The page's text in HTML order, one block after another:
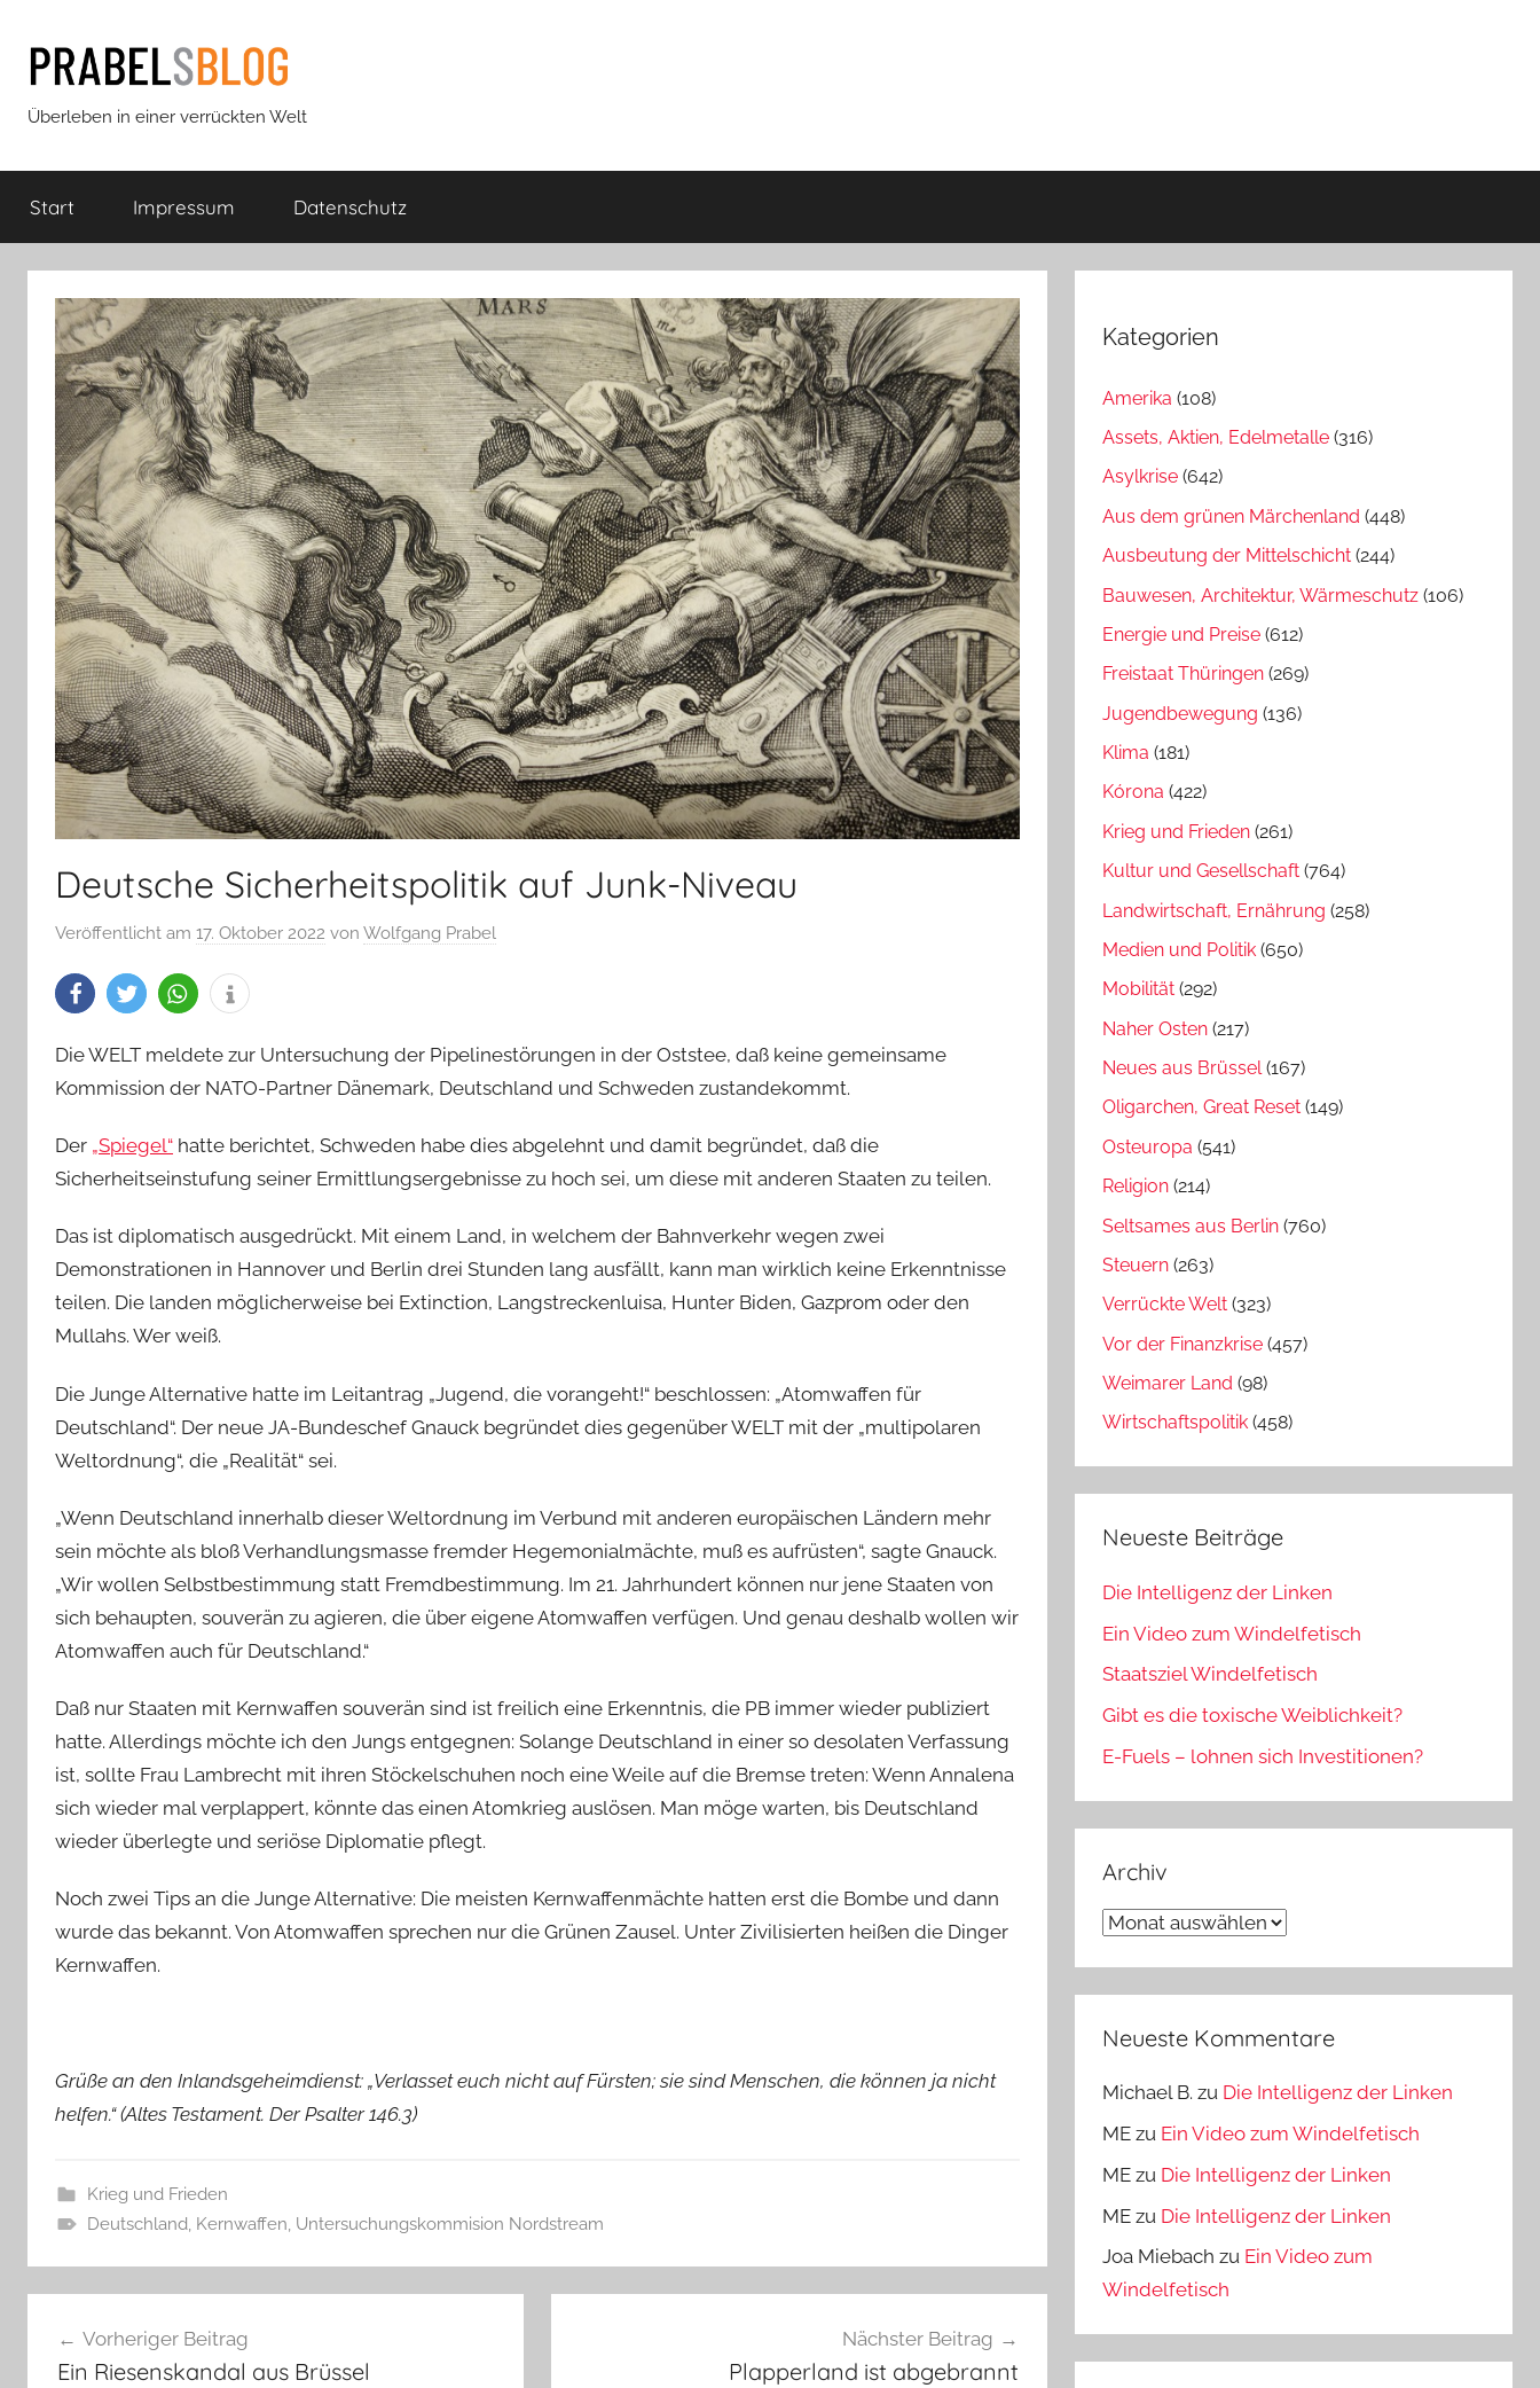
Inhalt
springen
Prabels
Blog
Überleben in einer verrückten Welt
Start Impressum Datenschutz
Deutsche Sicherheitspolitik auf Junk-Niveau
Veröffentlicht am 17. Oktober 2022 von Wolfgang Prabel
Die WELT meldete zur Untersuchung der Pipelinestörungen in der Oststee, daß keine gemeinsame
Kommission der NATO-Partner Dänemark, Deutschland und Schweden zustandekommt.
Der „Spiegel“ hatte berichtet, Schweden habe dies abgelehnt und damit begründet, daß die
Sicherheitseinstufung seiner Ermittlungsergebnisse zu hoch sei, um diese mit anderen Staaten zu teilen.
Das ist diplomatisch ausgedrückt. Mit einem Land, in welchem der Bahnverkehr wegen zwei
Demonstrationen in Hannover und Berlin drei Stunden lang ausfällt, kann man wirklich keine Erkenntnisse
teilen. Die landen möglicherweise bei Extinction, Langstreckenluisa, Hunter Biden, Gazprom oder den
Mullahs. Wer weiß.
Die Junge Alternative hatte im Leitantrag „Jugend, die vorangeht!“ beschlossen: „Atomwaffen für
Deutschland“. Der neue JA-Bundeschef Gnauck begründet dies gegenüber WELT mit der „multipolaren
Weltordnung“, die „Realität“ sei.
„Wenn Deutschland innerhalb dieser Weltordnung im Verbund mit anderen europäischen Ländern mehr
sein möchte als bloß Verhandlungsmasse fremder Hegemonialmächte, muß es aufrüsten“, sagte Gnauck.
„Wir wollen Selbstbestimmung statt Fremdbestimmung. Im 21. Jahrhundert können nur jene Staaten von
sich behaupten, souverän zu agieren, die über eigene Atomwaffen verfügen. Und genau deshalb wollen wir
Atomwaffen auch für Deutschland.“
Daß nur Staaten mit Kernwaffen souverän sind ist freilich eine Erkenntnis, die PB immer wieder publiziert
hatte. Allerdings möchte ich den Jungs entgegnen: Solange Deutschland in einer so desolaten Verfassung
ist, sollte Frau Lambrecht mit ihren Stöckelschuhen noch eine Weile auf die Bremse treten: Wenn Annalena
sich wieder mal verplappert, könnte das einen Atomkrieg auslösen. Man möge warten, bis Deutschland
wieder überlegte und seriöse Diplomatie pflegt.
Noch zwei Tips an die Junge Alternative: Die meisten Kernwaffenmächte hatten erst die Bombe und dann
wurde das bekannt. Von Atomwaffen sprechen nur die Grünen Zausel. Unter Zivilisierten heißen die Dinger
Kernwaffen.
Grüße an den Inlandsgeheimdienst: „Verlasset euch nicht auf Fürsten; sie sind Menschen, die können ja nicht
helfen.“ (Altes Testament. Der Psalter 146.3)
Krieg und Frieden
Deutschland, Kernwaffen, Untersuchungskommision Nordstream
Vorheriger Beitrag
Ein Riesenskandal aus Brüssel
Nächster Beitrag
Plapperland ist abgebrannt
Kategorien
Amerika (108)
Assets, Aktien, Edelmetalle (316)
Asylkrise (642)
Aus dem grünen Märchenland (448)
Ausbeutung der Mittelschicht (244)
Bauwesen, Architektur, Wärmeschutz (106)
Energie und Preise (612)
Freistaat Thüringen (269)
Jugendbewegung (136)
Klima (181)
Kórona (422)
Krieg und Frieden (261)
Kultur und Gesellschaft (764)
Landwirtschaft, Ernährung (258)
Medien und Politik (650)
Mobilität (292)
Naher Osten (217)
Neues aus Brüssel(167)
Oligarchen, Great Reset (149)
Osteuropa (541)
Religion (214)
Seltsames aus Berlin (760)
Steuern (263)
Verrückte Welt (323)
Vor der Finanzkrise (457)
Weimarer Land (98)
Wirtschaftspolitik (458)
Neueste Beiträge
Die Intelligenz der Linken
Ein Video zum Windelfetisch
Staatsziel Windelfetisch
Gibt es die toxische Weiblichkeit?
E-Fuels – lohnen sich Investitionen?
Archiv
Archiv
Neueste Kommentare
Michael B. zu Die Intelligenz der Linken
ME zu Ein Video zum Windelfetisch
ME zu Die Intelligenz der Linken
ME zu Die Intelligenz der Linken
Joa Miebach zu Ein Video zum
Windelfetisch